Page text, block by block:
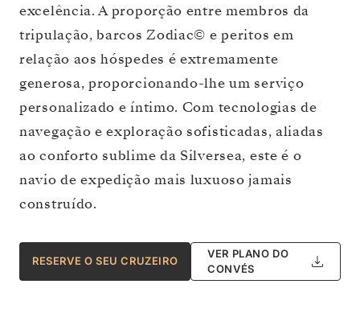
excelência. A proporção entre membros da
tripulação, barcos Zodiac© e peritos em
relação aos hóspedes é extremamente
generosa, proporcionando-lhe um serviço
personalizado e íntimo. Com tecnologias de
navegação e exploração sofisticadas, aliadas
ao conforto sublime da Silversea, este é o
navio de expedição mais luxuoso jamais
construído.
RESERVE O SEU CRUZEIRO
VER PLANO DO
CONVÉS